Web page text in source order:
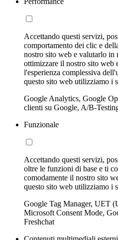
Accettando questi servizi,
comportamento dei clic e
nostro sito web e valutarlo in
ottimizzare il nostro sito web
l'esperienza complessiva
questo sito web utilizziamo i
Google Analytics, Google
clienti su Google, A/B-
Funzionale
Accettando questi servizi,
oltre le funzioni di base e ti
comodamente il nostro sito
questo sito web utilizziamo i
Google Tag Manager, UET
Microsoft Consent Mode,
Freshchat